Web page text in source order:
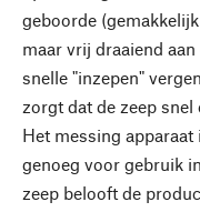
geboorde
maar vrij draaiend
snelle "inzepen"
zorgt dat de zeep
Het messing
genoeg voor gebruik
zeep belooft de